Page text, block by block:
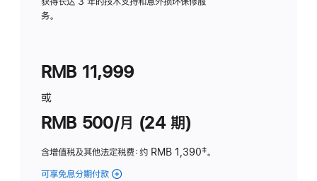
务。
RMB 11,999
或
RMB 500/月 (24 期)
含增值税及其他法定税费：约 RMB 1,390脚
‡。
可享免息分期付款 (Studio